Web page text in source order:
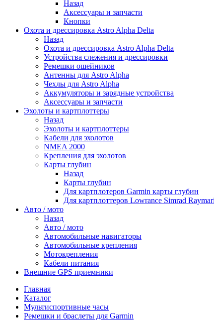
Назад
Аксессуары и запчасти
Кнопки
Охота и дрессировка Astro Alpha Delta
Назад
Охота и дрессировка Astro Alpha Delta
Устройства слежения и дрессировки
Ремешки ошейников
Антенны для Astro Alpha
Чехлы для Astro Alpha
Аккумуляторы и зарядные устройства
Аксессуары и запчасти
Эхолоты и картплоттеры
Назад
Эхолоты и картплоттеры
Кабели для эхолотов
NMEA 2000
Крепления для эхолотов
Карты глубин
Назад
Карты глубин
Для картплотеров Garmin карты глубин
Для картплоттеров Lowrance Simrad
Авто / мото
Назад
Авто / мото
Автомобильные навигаторы
Автомобильные крепления
Мотокрепления
Кабели питания
Внешние GPS приемники
Главная
Каталог
Мультиспортивные часы
Ремешки и браслеты для Garmin